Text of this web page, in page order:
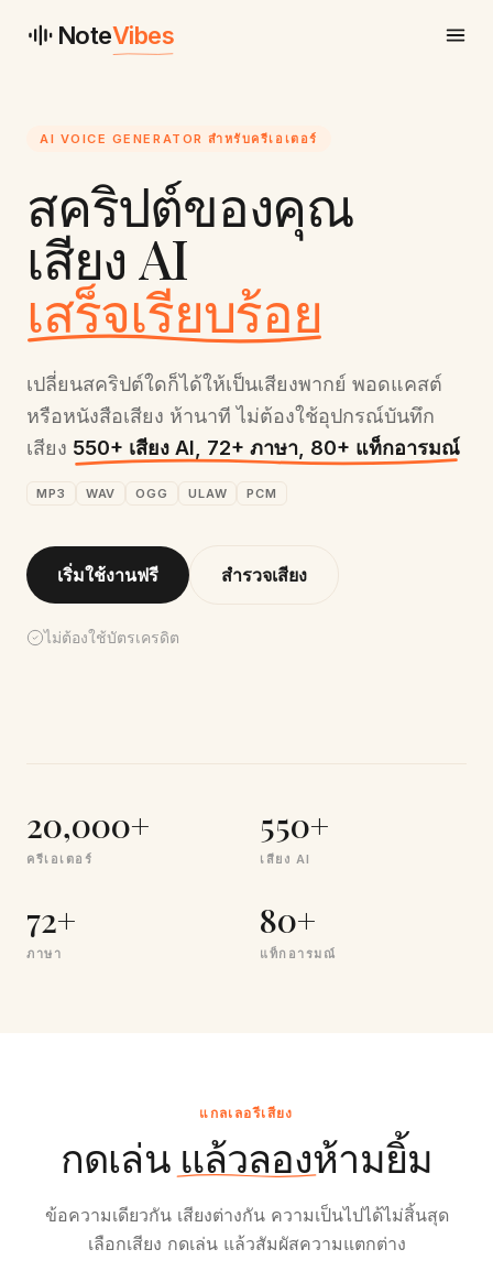
NoteVibes
AI VOICE GENERATOR สำหรับครีเอเตอร์
สคริปต์ของคุณ
เสียง AI
เสร็จเรียบร้อย
เปลี่ยนสคริปต์ใดก็ได้ให้เป็นเสียงพากย์ พอดแคสต์
หรือหนังสือเสียง ห้านาที ไม่ต้องใช้อุปกรณ์บันทึก
เสียง 550+ เสียง AI, 72+ ภาษา, 80+ แท็กอารมณ์
MP3 WAV OGG ULAW PCM
เริ่มใช้งานฟรี สำรวจเสียง
ไม่ต้องใช้บัตรเครดิต
20,000+
ครีเอเตอร์
550+
เสียง AI
72+
ภาษา
80+
แท็กอารมณ์
แกลเลอรีเสียง
กดเล่น แล้วลองห้ามยิ้ม
ข้อความเดียวกัน เสียงต่างกัน ความเป็นไปได้ไม่สิ้นสุด
เลือกเสียง กดเล่น แล้วสัมผัสความแตกต่าง